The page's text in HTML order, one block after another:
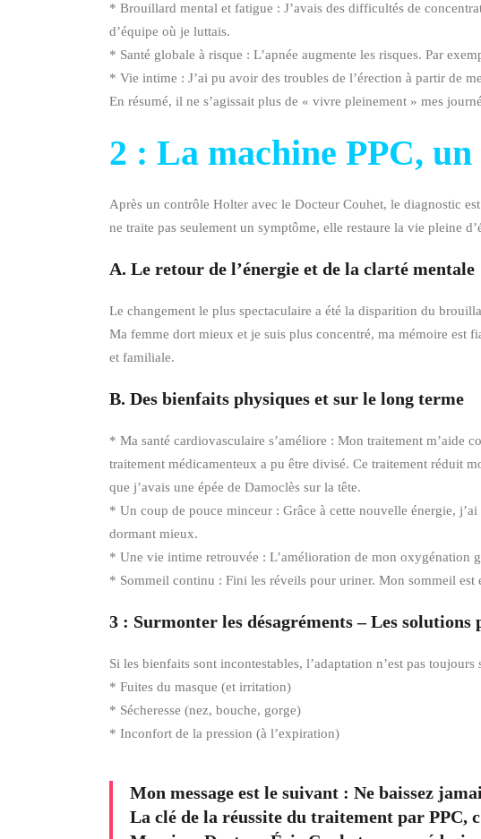
* Brouillard mental et fatigue : J’avais des difficultés de
d’équipe où je luttais.
* Santé globale à risque : L’apnée augmente les risques. Par
* Vie intime : J’ai pu avoir des troubles de l’érection à partir de
En résumé, il ne s’agissait plus de « vivre pleinement » mes
2 : La machine PPC,
Après un contrôle Holter avec le Docteur Couhet, le diagnostic
ne traite pas seulement un symptôme, elle restaure la vie pleine
A. Le retour de l’énergie et de la clarté mentale
Le changement le plus spectaculaire a été la disparition du
Ma femme dort mieux et je suis plus concentré, ma mémoire est
et familiale.
B. Des bienfaits physiques et sur le long terme
* Ma santé cardiovasculaire s’améliore : Mon traitement m’aide
traitement médicamenteux a pu être divisé. Ce traitement réduit
que j’avais une épée de Damoclès sur la tête.
* Un coup de pouce minceur : Grâce à cette nouvelle énergie,
dormant mieux.
* Une vie intime retrouvée : L’amélioration de mon oxygénation
* Sommeil continu : Fini les réveils pour uriner. Mon sommeil est
3 : Surmonter les désagréments – Les solutions
Si les bienfaits sont incontestables, l’adaptation n’est pas
* Fuites du masque (et irritation)
* Sécheresse (nez, bouche, gorge)
* Inconfort de la pression (à l’expiration)
Mon message est le suivant : Ne baissez
La clé de la réussite du traitement par PPC,